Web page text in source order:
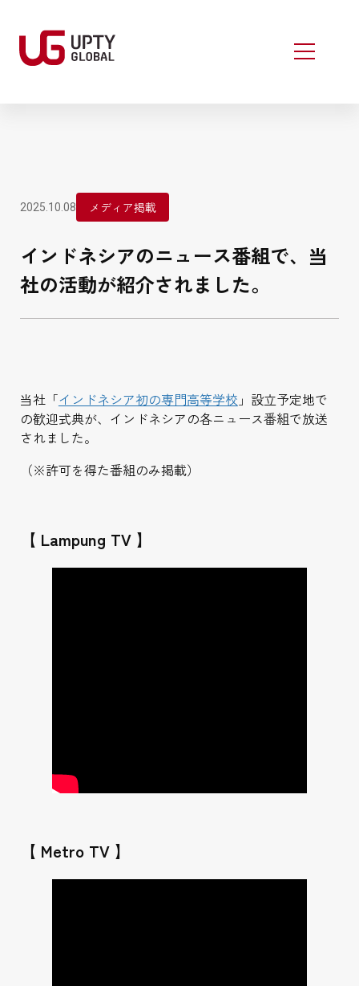
2025.10.08 メディア掲載
インドネシアのニュース番組で、当
社の活動が紹介されました。
当社「インドネシア初の専門高等学校 」設立予定地で
の歓迎式典が、インドネシアの各ニュース番組で放送
されました。
（※許可を得た番組のみ掲載）
【 Lampung TV 】
【 Metro TV 】